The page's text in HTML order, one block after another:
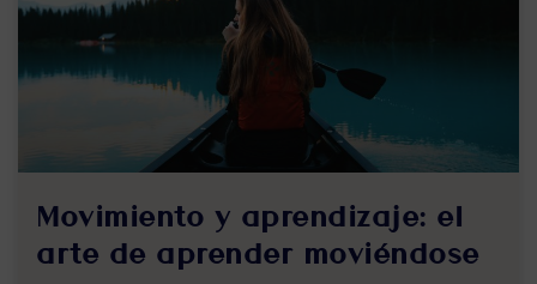
Movimiento y aprendizaje: el
arte de aprender moviéndose